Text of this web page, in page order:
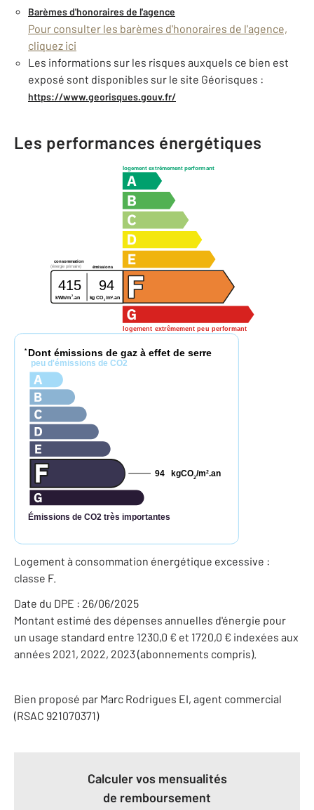
Barèmes d'honoraires de l'agence
Pour consulter les barèmes d'honoraires de l'agence,
cliquez ici
Les informations sur les risques auxquels ce bien est
exposé sont disponibles sur le site Géorisques :
https://www.georisques.gouv.fr/
Les performances énergétiques
logement extrêmement performant
logement extrêmement peu performant
consommation
émissions
(énergie primaire)
415 94
kWh/m 2 .an kg CO2/m2 .an
* Dont émissions de gaz à effet de serre
peu d'émissions de CO2
Émissions de CO2 très importantes
kgCO2/m2.an
94
Logement à consommation énergétique excessive :
classe F.
Date du DPE : 26/06/2025
Montant estimé des dépenses annuelles d'énergie pour
un usage standard entre 1230,0 € et 1720,0 € indexées aux
années 2021, 2022, 2023 (abonnements compris).
Bien proposé par Marc Rodrigues EI, agent commercial
(RSAC 921070371)
Calculer vos mensualités
de remboursement